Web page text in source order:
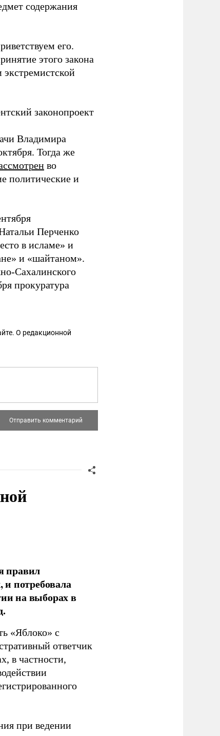
содержания
его.
этого закона
экстремистской
законопроект
Владимира
Тогда же
во
политические и
Перченко
в исламе» и
и «шайтаном».
Сахалинского
прокуратура
О редакционной
правил
и потребовала
на выборах в
«Яблоко» с
ответчик
в частности,
при ведении